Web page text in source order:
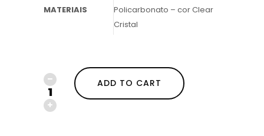
MATERIAIS
Policarbonato – cor Clear
Cristal
ADD TO CART